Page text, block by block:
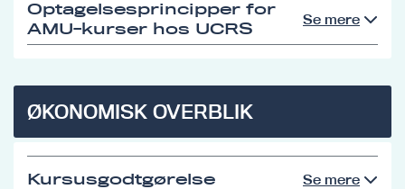
Optagelsesprincipper for
AMU-kurser hos UCRS
Se mere
ØKONOMISK OVERBLIK
Kursusgodtgørelse Se mere